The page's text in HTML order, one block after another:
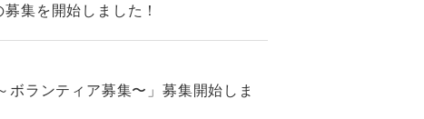
集を開始しました！
ボランティア募集〜」募集開始しま